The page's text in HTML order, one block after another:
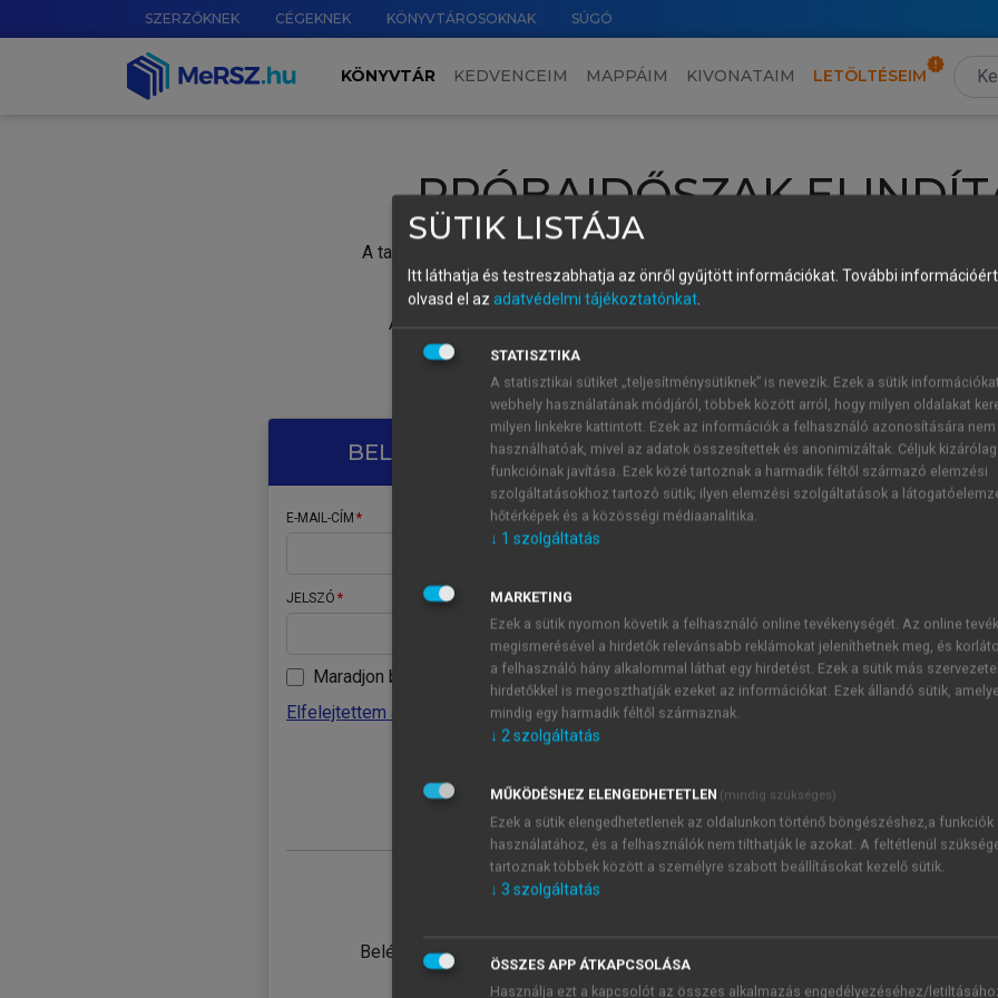
SZERZŐKNEK CÉGEKNEK KÖNYVTÁROSOKNAK SÚGÓ
KÖNYVTÁR KEDVENCEIM MAPPÁIM KIVONATAIM LETÖLTÉSEIM
PRÓBAIDŐSZAK
A tartalom megtekintéséhez lépj be a saját fiókoddal, iskolai azonosítóddal vagy
Új felhasználóként1 óra díjmentes hozzáférésrevagy
A próbaidőszak elindításához,
vagy hozz
A regisztráció után a
BELÉPÉS SAJÁT FIÓKKAL
E-MAIL-CÍM
JELSZÓ
Maradjon belépve
Elfelejtettem a jelszavamat
Belépés intézményi azonosítóval
ÚJ FIÓK
1 óra
JELSZÓ
Kérek értesítést a MeRSZ
Kérek értesítést az
SÜTIK LISTÁJA
Itt láthatja és testreszabhatja az önről gyűjtött információkat. További
olvasd el az adatvédelmi tájékoztatónkat.
STATISZTIKA
A statisztikai sütiket „teljesítménysütiknek” is nevezik. Ezek a sütik
webhely használatának módjáról, többek között arról, hogy milyen oldalakat
milyen linkekre kattintott. Ezek az információk a felhasználó azonosítására nem
használhatóak, mivel az adatok összesítettek és anonimizáltak. Céljuk
funkcióinak javítása. Ezek közé tartoznak a harmadik féltől származó elemzési
szolgáltatásokhoz tartozó sütik; ilyen elemzési szolgáltatások a
hőtérképek és a közösségi médiaanalitika.
↓ 1 szolgáltatás
MARKETING
Ezek a sütik nyomon követik a felhasználó online tevékenységét. Az online
megismerésével a hirdetők relevánsabb reklámokat jeleníthetnek meg, és
a felhasználó hány alkalommal láthat egy hirdetést. Ezek a sütik más
hirdetőkkel is megoszthatják ezeket az információkat. Ezek állandó sütik,
mindig egy harmadik féltől származnak.
↓ 2szolgáltatás
MŰKÖDÉSHEZ ELENGEDHETETLEN (mindig szükséges)
Ezek a sütik elengedhetetlenek az oldalunkon történő böngészéshez,a funkciók
használatához, és a felhasználók nem tilthatják le azokat. A feltétlenül
tartoznak többek között a személyre szabott beállításokat kezelő sütik.
↓ 3 szolgáltatás
ÖSSZES APP ÁTKAPCSOLÁSA
Használja ezt a kapcsolót az összes alkalmazás engedélyezéséhez/